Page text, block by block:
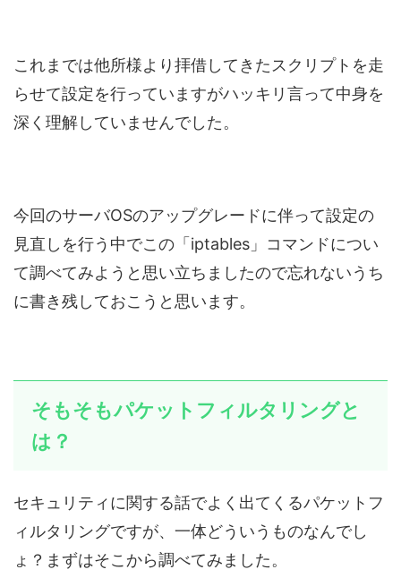
これまでは他所様より拝借してきたスクリプトを走
らせて設定を行っていますがハッキリ言って中身を
深く理解していませんでした。
今回のサーバOSのアップグレードに伴って設定の
見直しを行う中でこの「iptables」コマンドについ
て調べてみようと思い立ちましたので忘れないうち
に書き残しておこうと思います。
そもそもパケットフィルタリングと
は？
セキュリティに関する話でよく出てくるパケットフ
ィルタリングですが、一体どういうものなんでし
ょ？まずはそこから調べてみました。